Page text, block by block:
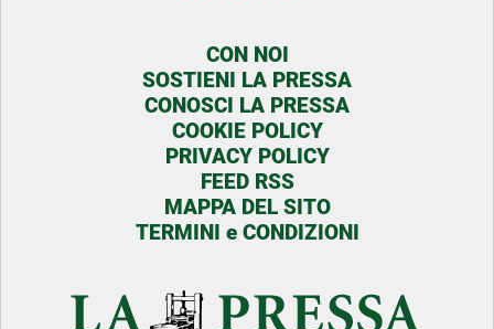
CON NOI
SOSTIENI LA PRESSA
CONOSCI LA PRESSA
COOKIE POLICY
PRIVACY POLICY
FEED RSS
MAPPA DEL SITO
TERMINI e CONDIZIONI